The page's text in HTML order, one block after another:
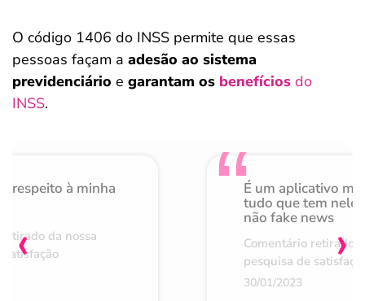
O código 1406 do INSS permite que essas
pessoas façam a adesão ao sistema
previdenciário e garantam os benefícios do
INSS.
respeito à minha
da nossa
É um aplicativo
tudo que tem nele
não fake news
Comentário retirado
pesquisa de
30/01/2023
‹ ›